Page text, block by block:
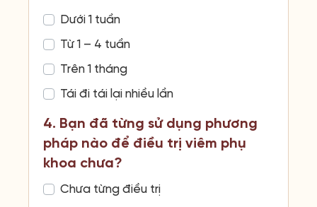
Dưới 1 tuần
Từ 1 – 4 tuần
Trên 1 tháng
Tái đi tái lại nhiều lần
4. Bạn đã từng sử dụng phương
pháp nào để điều trị viêm phụ
khoa chưa?
Chưa từng điều trị